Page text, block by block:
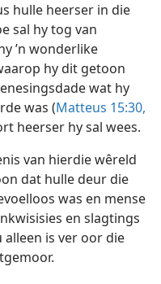
hulle heerser in die
sal hy tog van
’n wonderlike
hy dit getoon
wat hy
was (Matteus 15:30,
heerser hy sal wees.
van hierdie wêreld
dat hulle deur die
was en mense
en slagtings
alleen is ver oor die